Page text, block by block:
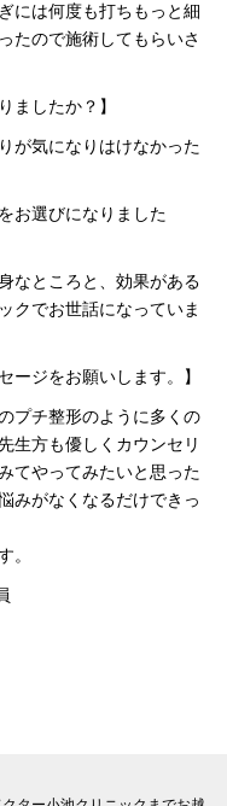
には何度も打ちもっと細
たので施術してもらいさ
ましたか？】
が気になりはけなかった
お選びになりました
なところと、効果がある
クでお世話になっていま
ージをお願いします。】
プチ整形のように多くの
生方も優しくカウンセリ
てやってみたいと思った
みがなくなるだけできっ
。